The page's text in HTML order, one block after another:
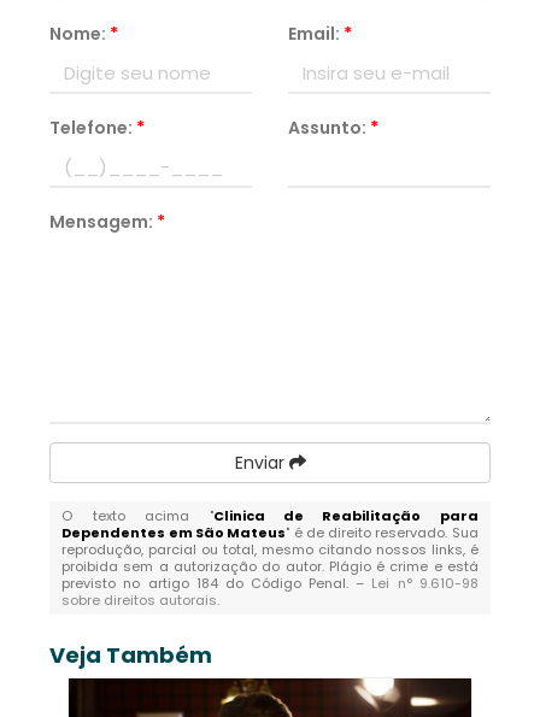
Nome: * Email: *
Telefone: * Assunto: *
Mensagem: *
Enviar
O texto acima "Clinica de Reabilitação para
Dependentes em São Mateus" é de direito reservado. Sua
reprodução, parcial ou total, mesmo citando nossos links, é
proibida sem a autorização do autor. Plágio é crime e está
previsto no artigo 184 do Código Penal. – Lei n° 9.610-98
sobre direitos autorais.
Veja Também